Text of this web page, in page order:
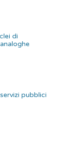
di
pubblici